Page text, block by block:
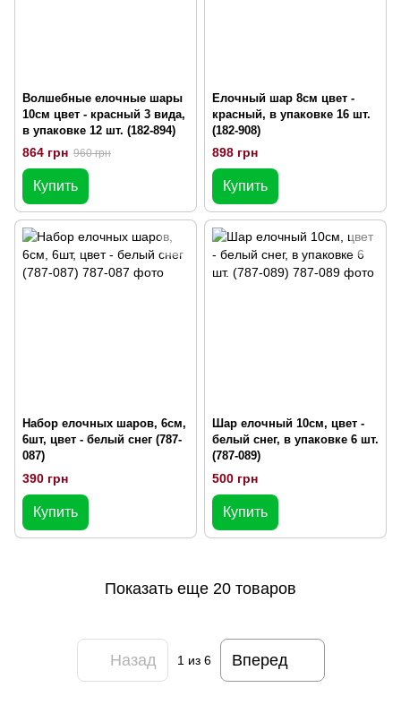
Волшебные елочные шары
10см цвет - красный 3 вида,
в упаковке 12 шт. (182-894)
864 грн 960 грн
Купить
Елочный шар 8см цвет -
красный, в упаковке 16 шт.
(182-908)
898 грн
Купить
Набор елочных шаров, 6см,
6шт, цвет - белый снег (787-
087)
390 грн
Купить
Шар елочный 10см, цвет -
белый снег, в упаковке 6 шт.
(787-089)
500 грн
Купить
Показать еще 20 товаров
Назад 1 из 6 Вперед